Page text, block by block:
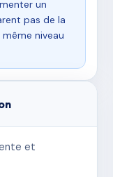
un
pas de la
niveau
et